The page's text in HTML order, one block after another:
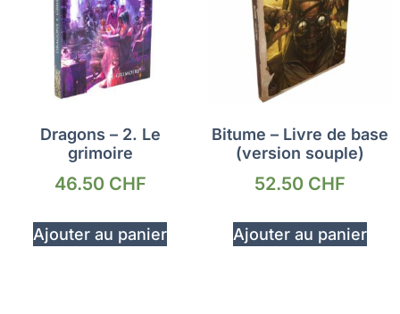
Dragons – 2. Le
grimoire
46.50 CHF
Ajouter au panier
Bitume – Livre de base
(version souple)
52.50 CHF
Ajouter au panier